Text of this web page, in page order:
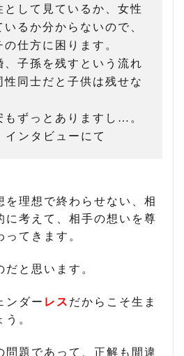
として見ているか、女性
いるか分からないので、
の仕方に困ります。
、子孫を残すという流れ
性同士だと子供は残せな
もずっとありますし…。
インタビューにて
を理想で終わらせない、相
に考えて、相手の想いを尊
てきます。
と思います。
ンダー レス だからこそ生ま
。
問題であって、正解も間違